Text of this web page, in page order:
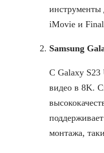
инструменты
iMovie и
Samsung
С Galaxy S23
видео в 8K.
монтажа,